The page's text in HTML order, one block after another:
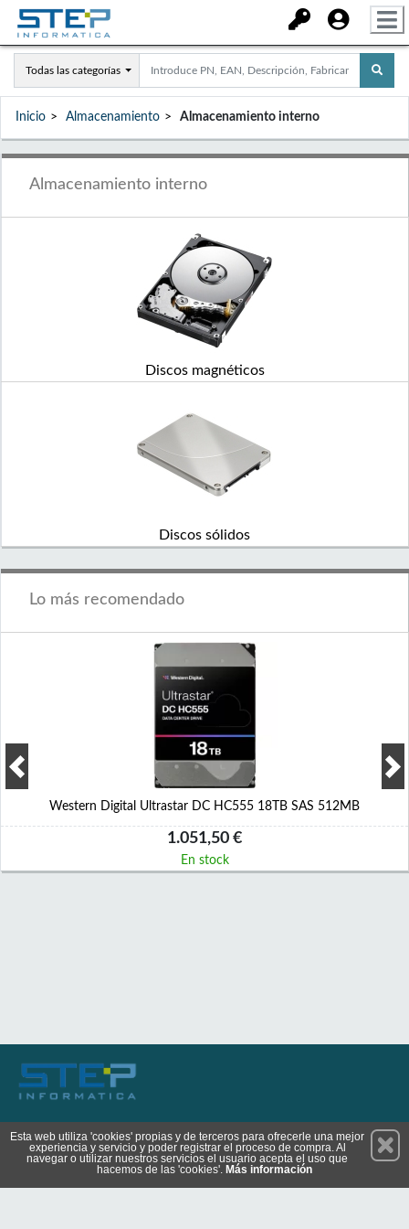
Todas las categorías
Inicio Almacenamiento Almacenamiento interno
Almacenamiento interno
Discos magnéticos
Discos sólidos
Lo más recomendado
Western Digital Ultrastar DC HC555 18TB SAS 512MB
1.051,50 €
En stock
Suscríbete
Esta web utiliza 'cookies' propias y de terceros para ofrecerle una mejor
experiencia y servicio y poder registrar el proceso de compra. Al
navegar o utilizar nuestros servicios el usuario acepta el uso que
hacemos de las 'cookies'. Más información